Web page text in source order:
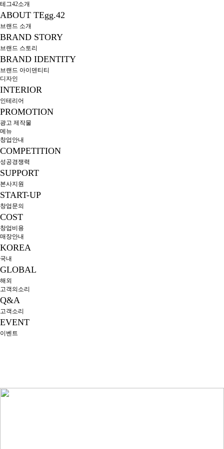
테그42소개
ABOUT TEgg.42
브랜드 소개
BRAND STORY
브랜드 스토리
BRAND IDENTITY
브랜드 아이덴티티
디자인
INTERIOR
인테리어
PROMOTION
광고 제작물
메뉴
창업안내
COMPETITION
성공경쟁력
SUPPORT
본사지원
START-UP
창업문의
COST
창업비용
매장안내
KOREA
국내
GLOBAL
해외
고객의소리
Q&A
고객소리
EVENT
이벤트